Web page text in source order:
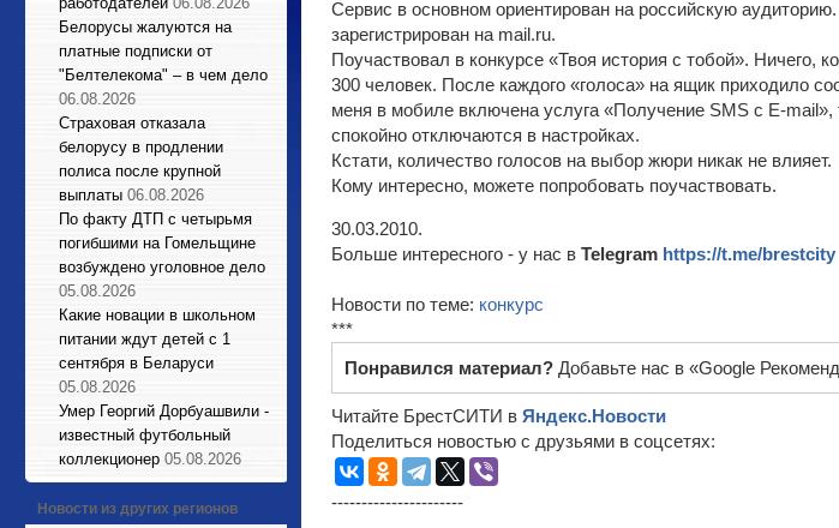
Белорусы жалуются на
платные подписки от
"Белтелекома" – в чем дело
06.08.2026
Страховая отказала
белорусу в продлении
полиса после крупной
выплаты 06.08.2026
По факту ДТП с четырьмя
погибшими на Гомельщине
возбуждено уголовное дело
05.08.2026
Какие новации в школьном
питании ждут детей с 1
сентября в Беларуси
05.08.2026
Умер Георгий Дорбуашвили -
известный футбольный
коллекционер 05.08.2026
Новости из других регионов
Сервис в основном ориентирован на российскую
зарегистрирован на mail.ru.
Поучаствовал в конкурсе «Твоя история с тобой». Ничего,
300 человек. После каждого «голоса» на ящик приходило
меня в мобиле включена услуга «Получение SMS c E-
спокойно отключаются в настройках.
Кстати, количество голосов на выбор жюри никак не влияет.
Кому интересно, можете попробовать поучаствовать.
30.03.2010.
Больше интересного - у нас в Telegram https://t.me/brestcity
Новости по теме: конкурс
***
Понравился материал? Добавьте нас в «Google
Читайте БрестСИТИ в Яндекс.Новости
Поделиться новостью с друзьями в соцсетях:
----------------------